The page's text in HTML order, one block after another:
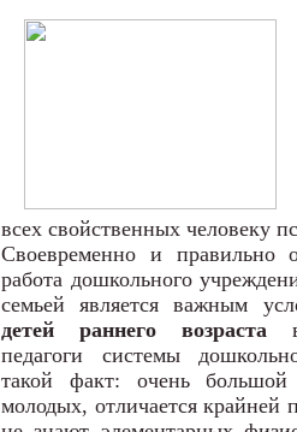
всех свойственных человеку
Свое­временно и правильно
работа дошкольного
семьей является важным
детей раннего возраста
педагоги системы
такой факт: очень большой
молодых, отличается крайней